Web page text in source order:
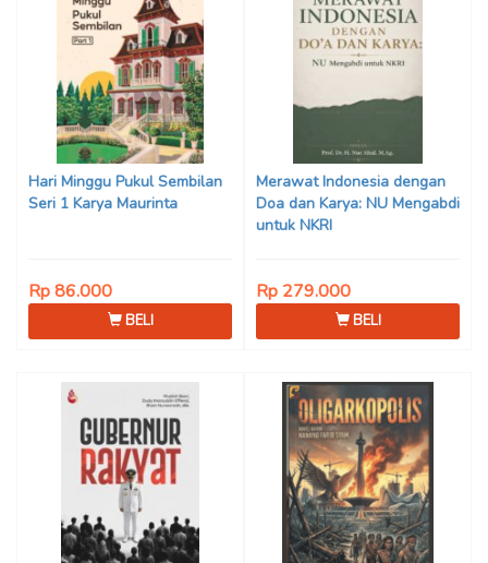
Hari Minggu Pukul Sembilan
Seri 1 Karya Maurinta
Rp 86.000
BELI
Merawat Indonesia dengan
Doa dan Karya: NU Mengabdi
untuk NKRI
Rp 279.000
BELI